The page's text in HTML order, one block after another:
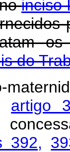
inciso
do
artigo
392,